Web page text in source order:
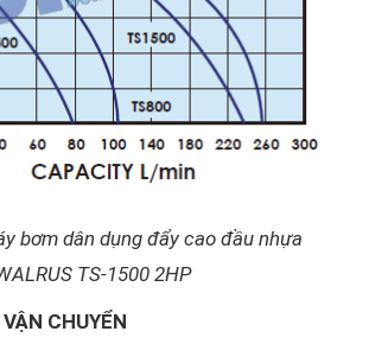
bơm dân dụng đẩy cao đầu nhựa
TS-1500 2HP
CHUYỂN